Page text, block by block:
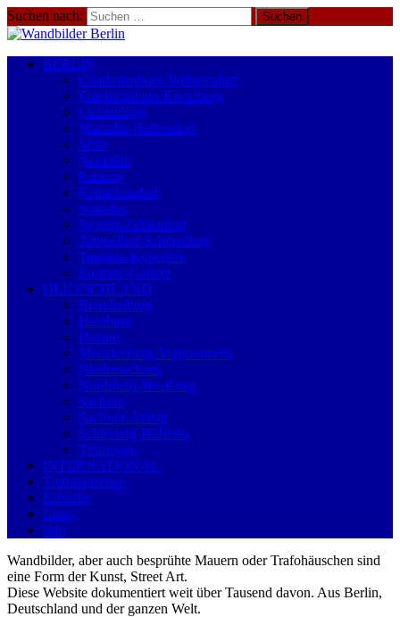
Suchen nach:
BERLIN
Charlottenburg-Wilmersdorf
Friedrichshain-Kreuzberg
Lichtenberg
Marzahn-Hellersdorf
Mitte
Neukölln
Pankow
Reinickendorf
Spandau
Steglitz-Zehlendorf
Tempelhof-Schöneberg
Treptow-Köpenick
Eastside-Gallery
DEUTSCHLAND
Brandenburg
Hamburg
Hessen
Mecklenburg-Vorpommern
Niedersachsen
Nordrhein-Westfalen
Sachsen
Sachsen-Anhalt
Schleswig-Holstein
Thüringen
INTERNATIONAL
Trafohäuschen
Künstler
Links
Info
Wandbilder, aber auch besprühte Mauern oder Trafohäuschen sind
eine Form der Kunst, Street Art.
Diese Website dokumentiert weit über Tausend davon. Aus Berlin,
Deutschland und der ganzen Welt.